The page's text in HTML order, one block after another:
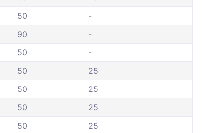
50
-
90
-
50
-
50
25
50
25
50
25
50
25